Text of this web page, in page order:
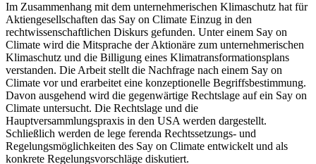
Im Zusammenhang mit dem unternehmerischen Klimaschutz hat für
Aktiengesellschaften das Say on Climate Einzug in den
rechtwissenschaftlichen Diskurs gefunden. Unter einem Say on
Climate wird die Mitsprache der Aktionäre zum unternehmerischen
Klimaschutz und die Billigung eines Klimatransformationsplans
verstanden. Die Arbeit stellt die Nachfrage nach einem Say on
Climate vor und erarbeitet eine konzeptionelle Begriffsbestimmung.
Davon ausgehend wird die gegenwärtige Rechtslage auf ein Say on
Climate untersucht. Die Rechtslage und die
Hauptversammlungspraxis in den USA werden dargestellt.
Schließlich werden de lege ferenda Rechtssetzungs- und
Regelungsmöglichkeiten des Say on Climate entwickelt und als
konkrete Regelungsvorschläge diskutiert.